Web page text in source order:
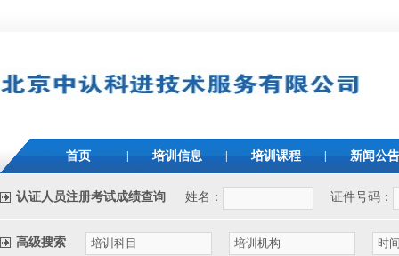
首页 培训信息 培训课程 新闻公告
认证人员注册考试成绩查询 姓名： 证件号码：
高级搜索